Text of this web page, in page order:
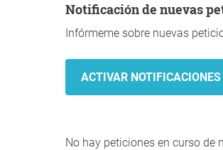
Notificación de nuevas
Infórmeme sobre nuevas
No hay peticiones en curso de